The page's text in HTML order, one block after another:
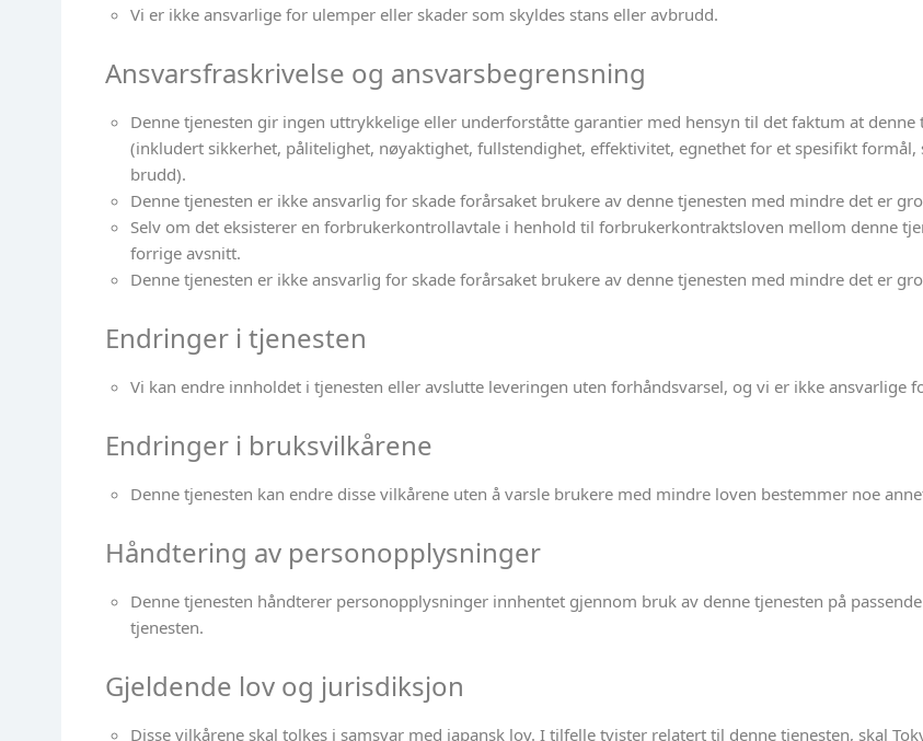
Vi er ikke ansvarlige for ulemper eller skader som skyldes stans eller avbrudd.
Ansvarsfraskrivelse og ansvarsbegrensning
Denne tjenesten gir ingen uttrykkelige eller underforståtte garantier med hensyn til det faktum at
(inkludert sikkerhet, pålitelighet, nøyaktighet, fullstendighet, effektivitet, egnethet for et spesifikt
brudd).
Denne tjenesten er ikke ansvarlig for skade forårsaket brukere av denne tjenesten med mindre det er
Selv om det eksisterer en forbrukerkontrollavtale i henhold til forbrukerkontraktsloven mellom denne
forrige avsnitt.
Denne tjenesten er ikke ansvarlig for skade forårsaket brukere av denne tjenesten med mindre det er
Endringer i tjenesten
Vi kan endre innholdet i tjenesten eller avslutte leveringen uten forhåndsvarsel, og vi er ikke ansvarlige
Endringer i bruksvilkårene
Denne tjenesten kan endre disse vilkårene uten å varsle brukere med mindre loven bestemmer noe
Håndtering av personopplysninger
Denne tjenesten håndterer personopplysninger innhentet gjennom bruk av denne tjenesten på
tjenesten.
Gjeldende lov og jurisdiksjon
Disse vilkårene skal tolkes i samsvar med japansk lov. I tilfelle tvister relatert til denne tjenesten, skal